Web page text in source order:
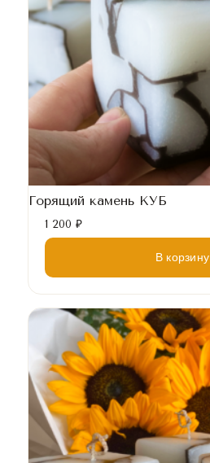
Горящий камень КУБ
1 200 ₽
В корзину